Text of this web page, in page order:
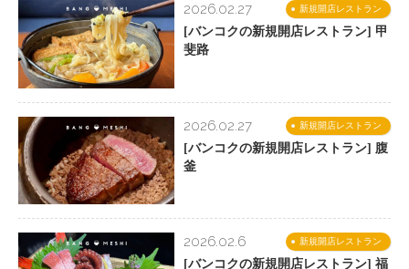
新規開店レストラン
2026.02.27
[バンコクの新規開店レストラン] 甲
斐路
新規開店レストラン
2026.02.27
[バンコクの新規開店レストラン] 腹
釜
新規開店レストラン
2026.02.6
[バンコクの新規開店レストラン] 福